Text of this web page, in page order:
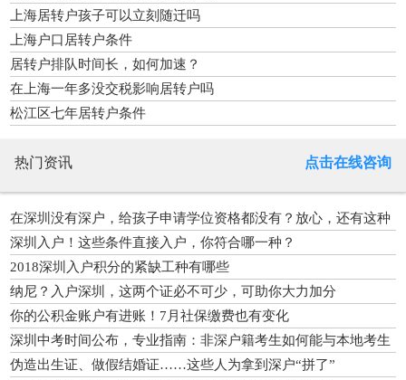
上海居转户孩子可以立刻随迁吗
上海户口居转户条件
居转户排队时间长，如何加速？
在上海一年多没交税影响居转户吗
松江区七年居转户条件
热门资讯 点击在线咨询
在深圳没有深户，给孩子申请学位资格都没有？放心，还有这种
方法
深圳入户！这些条件直接入户，你符合哪一种？
2018深圳入户积分的紧缺工种有哪些
纳尼？入户深圳，这两个证必不可少，可助你大力加分
你的公积金账户有进账！7月社保缴费也有变化
深圳中考时间公布，专业指南：非深户籍考生如何能与本地考生
竞争
伪造出生证、做假结婚证……这些人为拿到深户“拼了”